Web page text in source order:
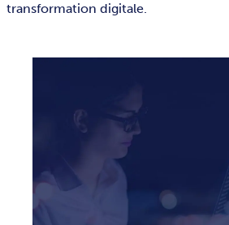
transformation digitale.